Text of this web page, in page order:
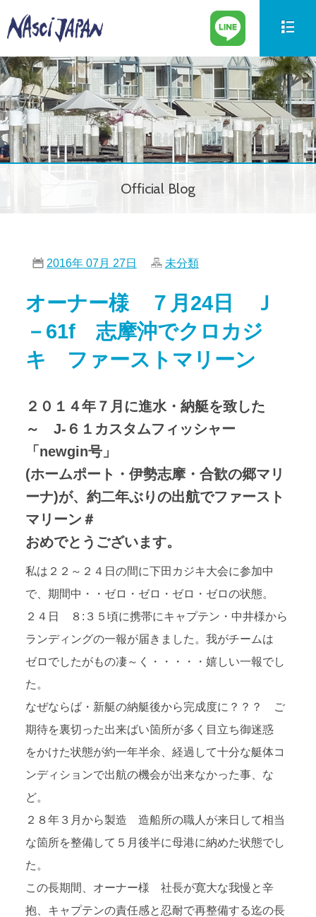
New Boat
新艇情報
Used Boat
中古艇情報
Parts
パーツ情報
会社紹介
アクセス
公式ブログ
Official Blog
2016年 07月 27日 未分類
オーナー様 ７月24日 Ｊ
－61f 志摩沖でクロカジ
キ ファーストマリーン
２０１４年７月に進水・納艇を致した
～ J-６１カスタムフィッシャー
「newgin号」
(ホームポート・伊勢志摩・合歓の郷マリ
ーナ)が、約二年ぶりの出航でファースト
マリーン＃
おめでとうございます。
私は２２～２４日の間に下田カジキ大会に参加中
で、期間中・・ゼロ・ゼロ・ゼロ・ゼロの状態。
２４日 ８:３５頃に携帯にキャプテン・中井様から
ランディングの一報が届きました。我がチームは
ゼロでしたがもの凄～く・・・・・嬉しい一報でし
た。
なぜならば・新艇の納艇後から完成度に？？？ ご
期待を裏切った出来ばい箇所が多く目立ち御迷惑
をかけた状態が約一年半余、経過して十分な艇体コ
ンディションで出航の機会が出来なかった事、な
ど。
２８年３月から製造 造船所の職人が来日して相当
な箇所を整備して５月後半に母港に納めた状態でし
た。
この長期間、オーナー様 社長が寛大な我慢と辛
抱、キャプテンの責任感と忍耐で再整備する迄の長